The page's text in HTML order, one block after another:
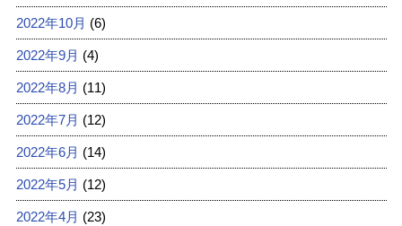
2022年10月 (6)
2022年9月 (4)
2022年8月 (11)
2022年7月 (12)
2022年6月 (14)
2022年5月 (12)
2022年4月 (23)